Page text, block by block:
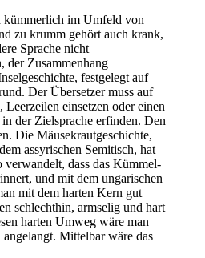
im Umfeld von
zu krumm gehört auch krank,
Sprache nicht
der Zusammenhang
festgelegt auf
Der Übersetzer muss auf
einsetzen oder einen
der Zielsprache erfinden. Den
Die Mäusekrautgeschichte,
assyrischen Semitisch, hat
verwandelt, dass das Kümmel-
und mit dem ungarischen
mit dem harten Kern gut
schlechthin, armselig und hart
harten Umweg wäre man
Mittelbar wäre das